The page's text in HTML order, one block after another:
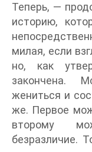
Теперь, —
историю,
милая, если
но, как
закончена.
жениться и
же. Первое
второму
безразличие.